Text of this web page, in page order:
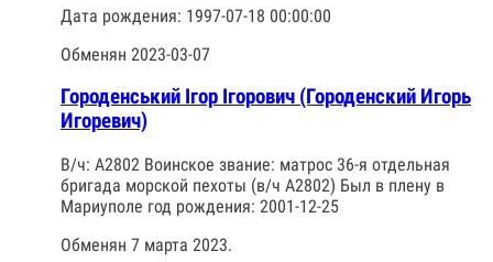
Дата рождения: 1997-07-18 00:00:00
Обменян 2023-03-07
Городенський Ігор Ігорович (Городенский Игорь
Игоревич)
В/ч: А2802 Воинское звание: матрос 36-я отдельная
бригада морской пехоты (в/ч А2802) Был в плену в
Мариуполе год рождения: 2001-12-25
Обменян 7 марта 2023.